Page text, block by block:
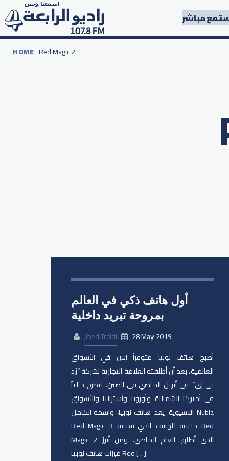
مباشر
HOME Red Magic 2
أول هاتف ذكي في العالم
بمروحة تبريد داخلية
Jihed Traidi
28 May 2019
أصبح هاتف نوبيا متوفراً الآن في الأسواق
العالمية، بعد أن أطلقته العلامة التجارية لشركة “زد
تي إي” في أبريل الماضي في الصين، ليطرح حالياً
في أميركا الشمالية وأوروبا وأستراليا والأسواق
الآسيوية. يعد هاتف نوبيا، واسمه الكامل Nubia
Red Magic 3 خليفة للهاتف الذي سبقه Red
Magic 2 الذي أطلق العام الماضي. ومن أبرز
ميزات هاتف نوبيا Red […]